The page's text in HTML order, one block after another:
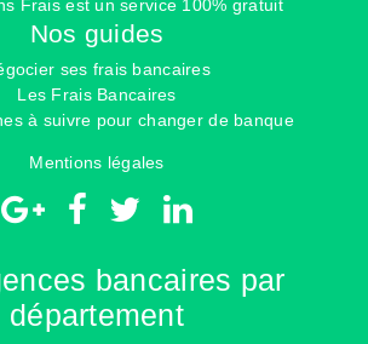
Frais est un service 100% gratuit
Nos guides
ses frais bancaires
Les Frais Bancaires
à suivre pour changer de banque
Mentions légales
bancaires par
département